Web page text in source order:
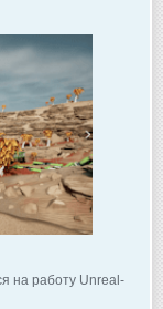
на работу Unreal-